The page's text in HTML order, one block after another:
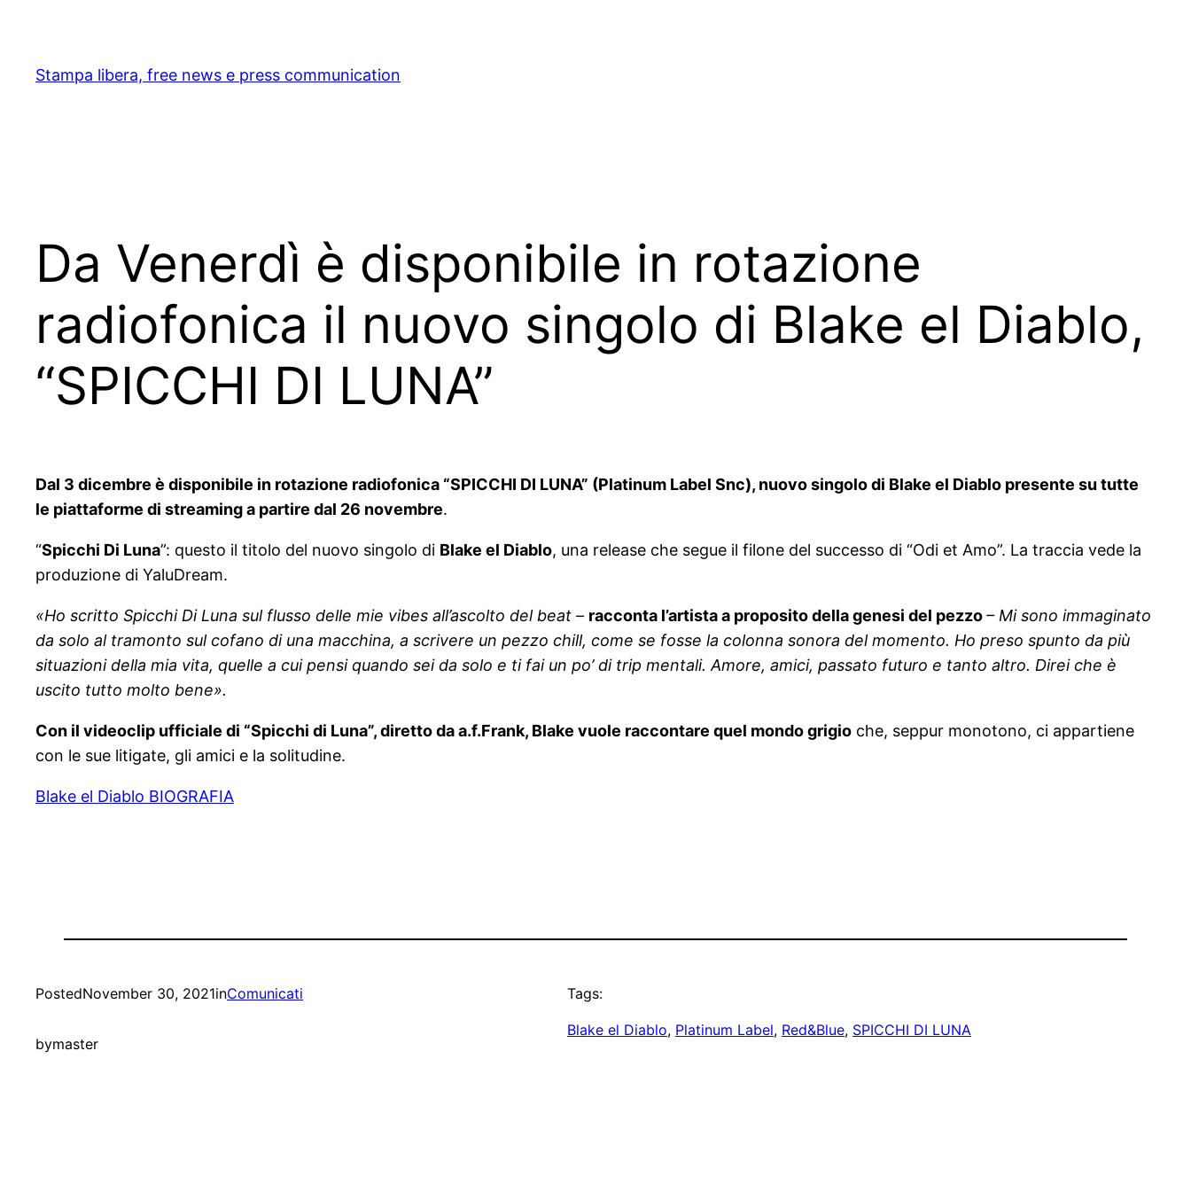
content
Stampa libera, free news e press communication
Da Venerdì è disponibile in rotazione
radiofonica il nuovo singolo di Blake el Diablo,
“SPICCHI DI LUNA”
Dal 3 dicembre è disponibile in rotazione radiofonica “SPICCHI DI LUNA” (Platinum Label Snc), nuovo singolo di Blake el Diablo presente su tutte
le piattaforme di streaming a partire dal 26 novembre.
“Spicchi Di Luna”: questo il titolo del nuovo singolo di Blake el Diablo, una release che segue il filone del successo di “Odi et Amo”. La traccia vede la
produzione di YaluDream.
«Ho scritto Spicchi Di Luna sul flusso delle mie vibes all’ascolto del beat – racconta l’artista a proposito della genesi del pezzo– Mi sono immaginato
da solo al tramonto sul cofano di una macchina, a scrivere un pezzo chill, come se fosse la colonna sonora del momento. Ho preso spunto da più
situazioni della mia vita, quelle a cui pensi quando sei da solo e ti fai un po’ di trip mentali. Amore, amici, passato futuro e tanto altro. Direi che è
uscito tutto molto bene».
Con il videoclip ufficiale di “Spicchi di Luna”, diretto da a.f.Frank, Blake vuole raccontare quel mondo grigio che, seppur monotono, ci appartiene
con le sue litigate, gli amici e la solitudine.
Blake el Diablo BIOGRAFIA
PostedNovember 30, 2021inComunicati
bymaster
Tags:
Blake el Diablo, Platinum Label, Red&Blue, SPICCHI DI LUNA